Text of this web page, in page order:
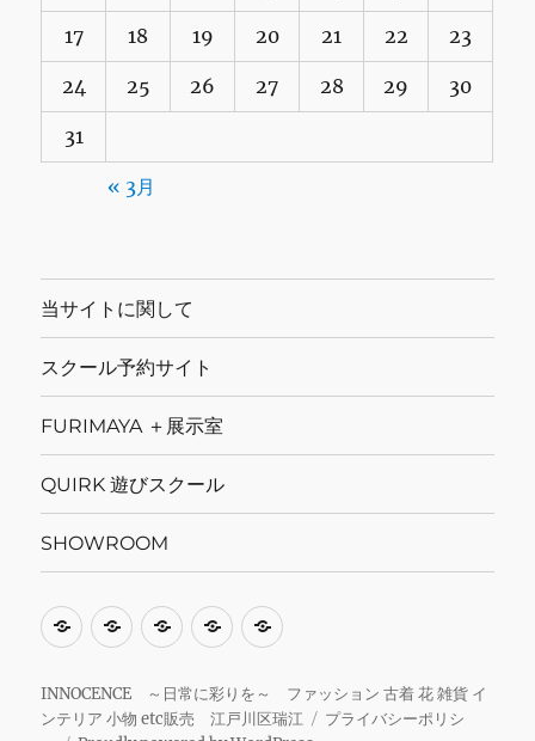
17 18 19 20 21 22 23
24 25 26 27 28 29 30
31
« 3月
当サイトに関して
スクール予約サイト
FURIMAYA ＋展示室
QUIRK 遊びスクール
SHOWROOM
当
イ
ト
ス
ー
ル
FURIMAYA
展
示
QUIRK
び
ス
SHOWROOM
INNOCENCE ～日常に彩りを～ ファッション 古着 花 雑貨 イ
ンテリア 小物 etc販売 江戸川区瑞江
プライバシーポリシ